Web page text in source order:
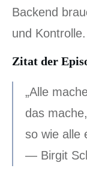
Backend
und Kontrolle.
Zitat der
„Alle
das
so wie alle
— Birgit